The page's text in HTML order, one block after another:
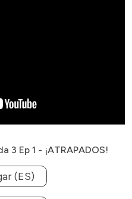
3 Ep 1 - ¡ATRAPADOS!
(ES)